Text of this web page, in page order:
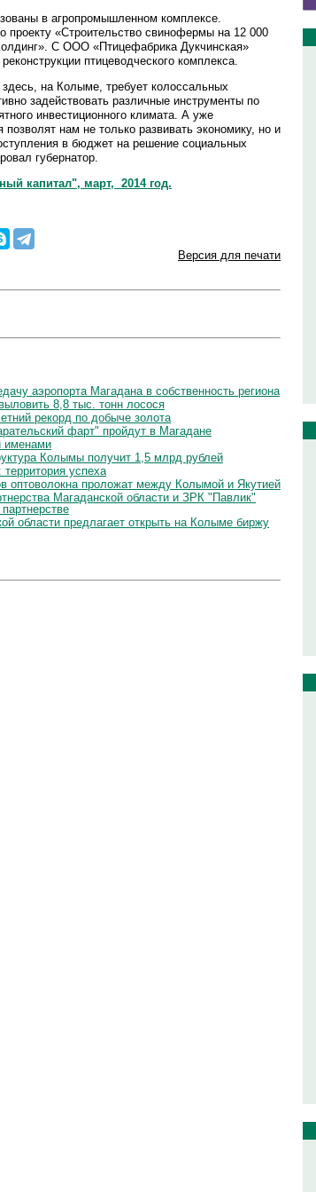
в агропромышленном комплексе.
проекту «Строительство свинофермы на 12 000
С ООО «Птицефабрика Дукчинская»
птицеводческого комплекса.
на Колыме, требует колоссальных
задействовать различные инструменты по
инвестиционного климата. А уже
нам не только развивать экономику, но и
в бюджет на решение социальных
губернатор.
капитал", март, 2014 год.
Версия для печати
аэропорта Магадана в собственность региона
8,8 тыс. тонн лосося
рекорд по добыче золота
фарт" пройдут в Магадане
именами
Колымы получит 1,5 млрд рублей
успеха
оптоволокна проложат между Колымой и Якутией
Магаданской области и ЗРК "Павлик"
области предлагает открыть на Колыме биржу